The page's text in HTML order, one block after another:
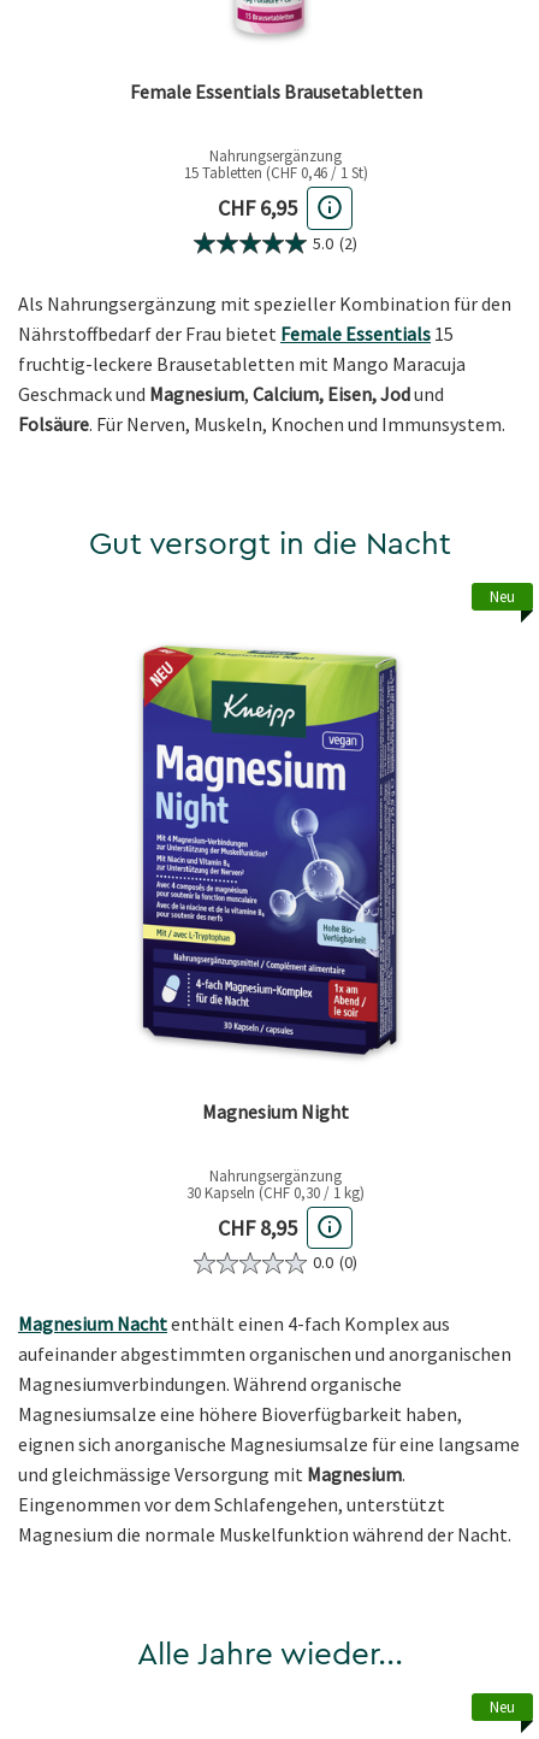
Female Essentials Brausetabletten
Nahrungsergänzung
15 Tabletten (CHF 0,46 / 1 St)
Aktueller Preis
CHF 6,95
5.0 (2)
Als Nahrungsergänzung mit spezieller Kombination für den
Nährstoffbedarf der Frau bietet Female Essentials 15
fruchtig-leckere Brausetabletten mit Mango Maracuja
Geschmack und Magnesium, Calcium, Eisen, Jodund
Folsäure. Für Nerven, Muskeln, Knochen und Immunsystem.
Gut versorgt in die Nacht
Neu
Magnesium Night
Nahrungsergänzung
30 Kapseln (CHF 0,30 / 1 kg)
Aktueller Preis
CHF 8,95
0.0 (0)
Magnesium Nachtenthält einen 4-fach Komplex aus
aufeinander abgestimmten organischen und anorganischen
Magnesiumverbindungen. Während organische
Magnesiumsalze eine höhere Bioverfügbarkeit haben,
eignen sich anorganische Magnesiumsalze für eine langsame
und gleichmässige Versorgung mit Magnesium.
Eingenommen vor dem Schlafengehen, unterstützt
Magnesium die normale Muskelfunktion während der Nacht.
Alle Jahre wieder...
Neu